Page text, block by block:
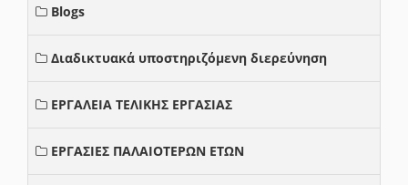
Blogs
Διαδικτυακά υποστηριζόμενη διερεύνηση
ΕΡΓΑΛΕΙΑ ΤΕΛΙΚΗΣ ΕΡΓΑΣΙΑΣ
ΕΡΓΑΣΙΕΣ ΠΑΛΑΙΟΤΕΡΩΝ ΕΤΩΝ